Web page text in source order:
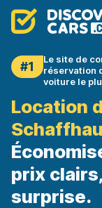
#1
Le site de
réservation
voiture le
Location
prix
surprise.